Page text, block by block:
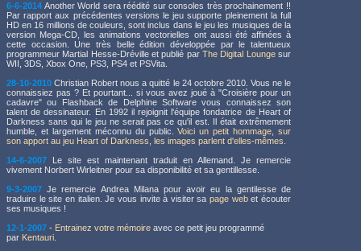
6-6-2014 Another World sera réédité sur consoles très prochainement !!
Par rapport aux précédentes versions le jeu supporte pleinement la full
HD en 16 millions de couleurs, sont inclus dans le jeu les musiques de la
version Mega-CD, les animations vectorielles ont aussi été affinées à
cette occasion. Une très belle édition développée par le talentueux
programmeur Martial Hesse-Dréville et publié par The Digital Loungesur
WII, 3DS, Xbox One, PS3, PS4 et PSVita.
28-10-2010 Christian Robert nous a quitté le 24 octobre 2010. Vous ne le
connaissiez pas ? Et pourtant... si vous avez joué à "Croisière pour un
cadavre" ou Flashback de Delphine Software vous connaissez son
talent de dessinateur. En 1992 il rejoignit l'équipe fondatrice de Heart of
Darkness sans qui le jeu ne serait pas ce qu'il est. Il était extrêmement
humble, et largement méconnu du public.Voici un petit hommage, sur
son apport au jeu Heart of Darkness, les images parlent d'elles-mêmes.
14-6-2007 Le site est maintenant traduit en Allemand. Je remercie
vivement Norbert Wirleitner pour sa disponibilité et sa gentillesse.
9-3-2007 Je remercie Andrea Milana pour avoir eu la gentilesse de
traduire le site en italien. Je vous invite à visiter sapage webet écouter
ses musiques !
12-1-2007 - Entrainez votre mémoire avec ce petit jeu programmé
par Kentauri